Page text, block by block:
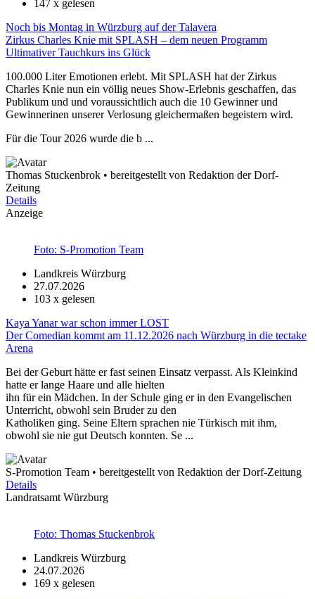
147 x gelesen
Noch bis Montag in Würzburg auf der Talavera
Zirkus Charles Knie mit SPLASH – dem neuen Programm
Ultimativer Tauchkurs ins Glück
100.000 Liter Emotionen erlebt. Mit SPLASH hat der Zirkus
Charles Knie nun ein völlig neues Show-Erlebnis geschaffen, das
Publikum und und voraussichtlich auch die 10 Gewinner und
Gewinnerinen unserer Verlosung gleichermaßen begeistern wird.
Für die Tour 2026 wurde die b ...
Thomas Stuckenbrok • bereitgestellt von Redaktion der Dorf-
Zeitung
Details
Anzeige
Foto: S-Promotion Team
Landkreis Würzburg
27.07.2026
103 x gelesen
Kaya Yanar war schon immer LOST
Der Comedian kommt am 11.12.2026 nach Würzburg in die tectake
Arena
Bei der Geburt hätte er fast seinen Einsatz verpasst. Als Kleinkind
hatte er lange Haare und alle hielten
ihn für ein Mädchen. In der Schule ging er in den Evangelischen
Unterricht, obwohl sein Bruder zu den
Katholiken ging. Seine Eltern sprachen nie Türkisch mit ihm,
obwohl sie nie gut Deutsch konnten. Se ...
S-Promotion Team • bereitgestellt von Redaktion der Dorf-Zeitung
Details
Landratsamt Würzburg
Foto: Thomas Stuckenbrok
Landkreis Würzburg
24.07.2026
169 x gelesen